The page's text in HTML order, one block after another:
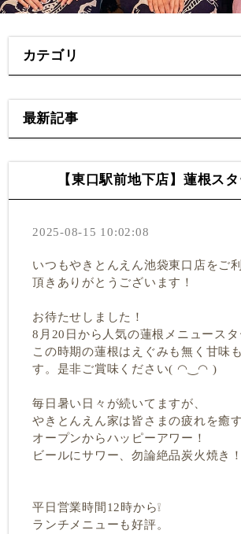
カテゴリ
最新記事
【東口駅前地下店】蓮根スタ
2025-08-15 10:02:08
いつもやきとんえん池袋東口店をご
頂きありがとうございます！
お待たせしました！
8月20日から人気の蓮根メニュースタ
この時期の蓮根はえぐみも無く甘味
す。是非ご賞味ください( ◠‿◠ )
毎日暑い日々が続いてますが、
やきとんえん家は皆さまの疲れを癒す
オープンからハッピーアワー！
ビールにサワー、勿論絶品炭火焼き！
平日営業時間12時から❕
ランチメニューも好評。